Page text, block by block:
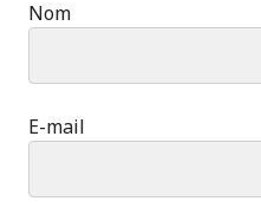
Nom
E-mail